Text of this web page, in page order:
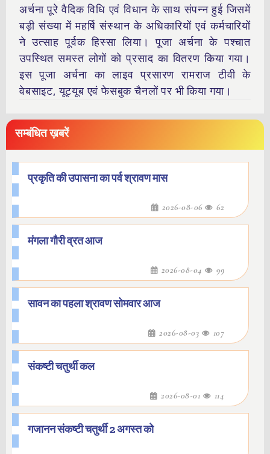
अर्चना पूरे वैदिक विधि एवं विधान के साथ संपन्न हुई जिसमें
बड़ी संख्या में महर्षि संस्थान के अधिकारियों एवं कर्मचारियों
ने उत्साह पूर्वक हिस्सा लिया। पूजा अर्चना के पश्चात
उपस्थित समस्त लोगों को प्रसाद का वितरण किया गया।
इस पूजा अर्चना का लाइव प्रसारण रामराज टीवी के
वेबसाइट, यूट्यूब एवं फेसबुक चैनलों पर भी किया गया।
सम्बंधित ख़बरें
प्रकृति की उपासना का पर्व श्रावण मास
2026-08-06 62
मंगला गौरी व्रत आज
2026-08-04 99
सावन का पहला श्रावण सोमवार आज
2026-08-03 107
संकष्टी चतुर्थी कल
2026-08-01 114
गजानन संकष्टी चतुर्थी 2 अगस्त को